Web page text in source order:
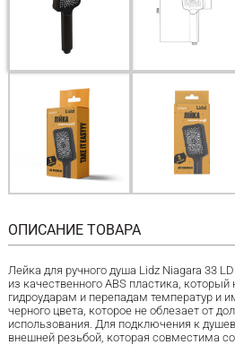
ОПИСАНИЕ ТОВАРА
Лейка для ручного душа Lidz Niagara 33
из качественного ABS пластика, который
гидроударам и перепадам температур и
черного цвета, которое не облезает от
использования. Для подключения к
внешней резьбой, которая совместима